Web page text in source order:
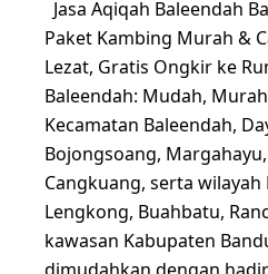
Jasa Aqiqah Baleendah
Paket Kambing Murah &
Lezat, Gratis Ongkir ke
Baleendah: Mudah,
Kecamatan Baleendah,
Bojongsoang,
Cangkuang, serta wilayah
Lengkong, Buahbatu,
kawasan Kabupaten